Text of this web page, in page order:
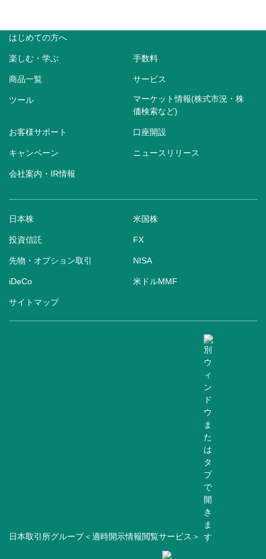
はじめての方へ
楽しむ・学ぶ 手数料
商品一覧 サービス
ツール
マーケット情報(株式市況・株
価検索など)
お客様サポート 口座開設
キャンペーン ニュースリリース
会社案内・IR情報
日本株 米国株
投資信託 FX
先物・オプション取引 NISA
iDeCo 米ドルMMF
サイトマップ
日本取引所グループ＜適時開示情報閲覧サービス＞